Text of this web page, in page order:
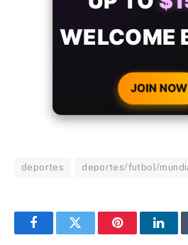
JOIN NOW
deportes deportes/futbol/
FacebookTwitter Pinterest